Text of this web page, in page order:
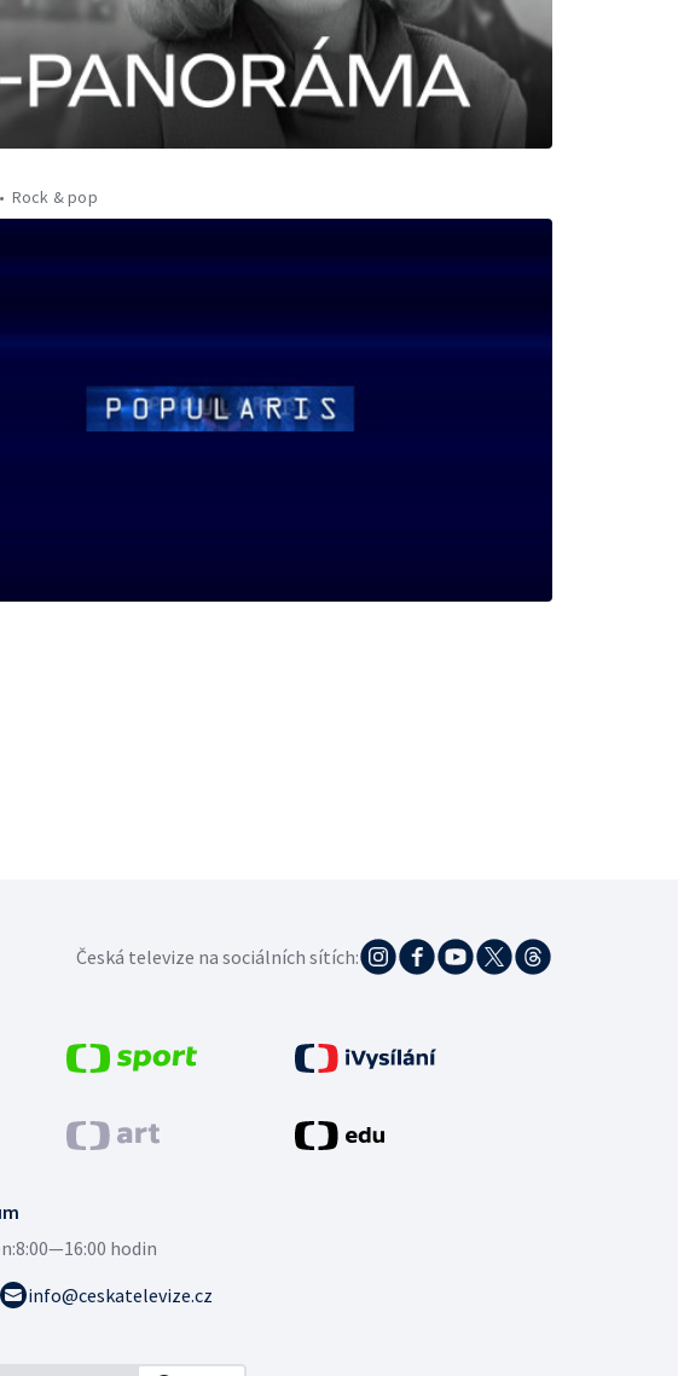
Rock & pop
8:00—16:00 hodin
info@ceskatelevize.cz
Česká televize na sociálních sítích: